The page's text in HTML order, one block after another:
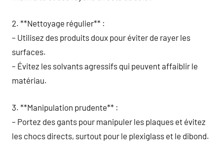
2. **Nettoyage régulier** :
– Utilisez des produits doux pour éviter de rayer les
surfaces.
– Évitez les solvants agressifs qui peuvent affaiblir le
matériau.
3. **Manipulation prudente** :
– Portez des gants pour manipuler les plaques et évitez
les chocs directs, surtout pour le plexiglass et le dibond.